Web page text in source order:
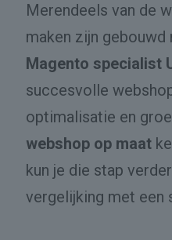
Merendeels van de
maken zijn
Magento specialist
succesvolle
optimalisatie en
webshop op maat
kun je die stap
vergelijking met een